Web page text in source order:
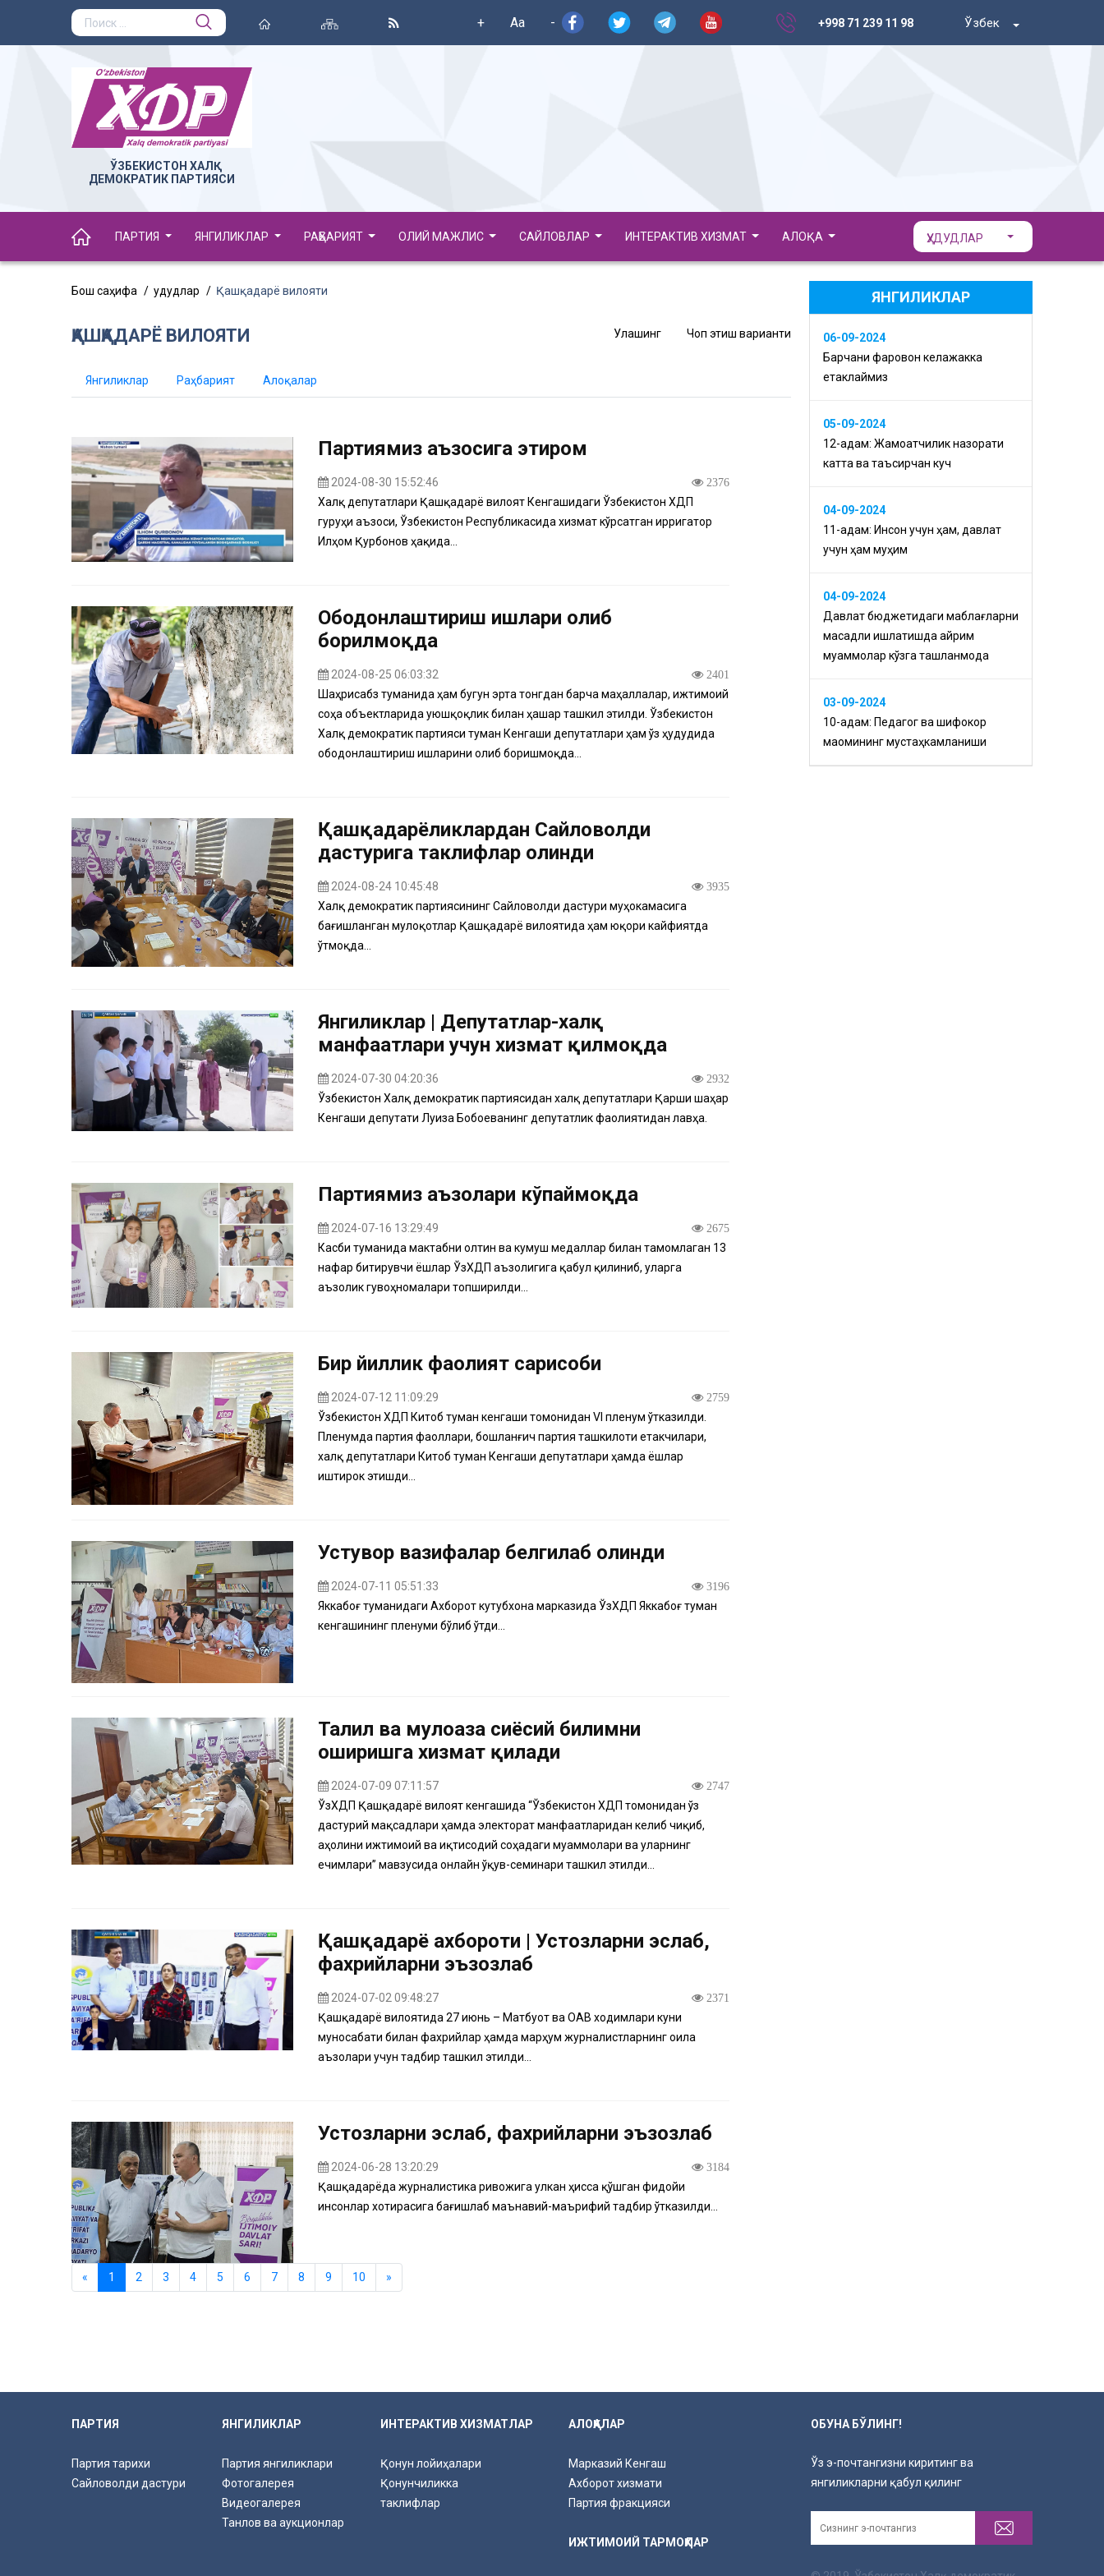
+ Aa - +998 71 239 11 98 Ўзбек
ЎЗБЕКИСТОН ХАЛҚ
ДЕМОКРАТИК ПАРТИЯСИ
ПАРТИЯ ЯНГИЛИКЛАР РАҲБАРИЯТ ОЛИЙ МАЖЛИС САЙЛОВЛАР ИНТЕРАКТИВ ХИЗМАТ АЛОҚА ҲУДУДЛАР
Бош саҳифа Ҳудудлар Қашқадарё вилояти
ҚАШҚАДАРЁ ВИЛОЯТИ Улашинг Чоп этиш варианти
Янгиликлар Раҳбарият Алоқалар
Партиямиз аъзосига эҳтиром
2024-08-30 15:52:46 2376
Халқ депутатлари Қашқадарё вилоят Кенгашидаги Ўзбекистон ХДП
гуруҳи аъзоси, Ўзбекистон Республикасида хизмат кўрсатган ирригатор
Илҳом Қурбонов ҳақида...
Ободонлаштириш ишлари олиб
борилмоқда
2024-08-25 06:03:32 2401
Шаҳрисабз туманида ҳам бугун эрта тонгдан барча маҳаллалар, ижтимоий
соҳа объектларида уюшқоқлик билан ҳашар ташкил этилди. Ўзбекистон
Халқ демократик партияси туман Кенгаши депутатлари ҳам ўз ҳудудида
ободонлаштириш ишларини олиб боришмоқда...
Қашқадарёликлардан Сайловолди
дастурига таклифлар олинди
2024-08-24 10:45:48 3935
Халқ демократик партиясининг Сайловолди дастури муҳокамасига
бағишланган мулоқотлар Қашқадарё вилоятида ҳам юқори кайфиятда
ўтмоқда...
Янгиликлар | Депутатлар-халқ
манфаатлари учун хизмат қилмоқда
2024-07-30 04:20:36 2932
Ўзбекистон Халқ демократик партиясидан халқ депутатлари Қарши шаҳар
Кенгаши депутати Луиза Бобоеванинг депутатлик фаолиятидан лавҳа.
Партиямиз аъзолари кўпаймоқда
2024-07-16 13:29:49 2675
Касби туманида мактабни олтин ва кумуш медаллар билан тамомлаган 13
нафар битирувчи ёшлар ЎзХДП аъзолигига қабул қилиниб, уларга
аъзолик гувоҳномалари топширилди...
Бир йиллик фаолият сарҳисоби
2024-07-12 11:09:29 2759
Ўзбекистон ХДП Китоб туман кенгаши томонидан VI пленум ўтказилди.
Пленумда партия фаоллари, бошланғич партия ташкилоти етакчилари,
халқ депутатлари Китоб туман Кенгаши депутатлари ҳамда ёшлар
иштирок этишди...
Устувор вазифалар белгилаб олинди
2024-07-11 05:51:33 3196
Яккабоғ туманидаги Ахборот кутубхона марказида ЎзХДП Яккабоғ туман
кенгашининг пленуми бўлиб ўтди...
Таҳлил ва мулоҳаза сиёсий билимни
оширишга хизмат қилади
2024-07-09 07:11:57 2747
ЎзХДП Қашқадарё вилоят кенгашида “Ўзбекистон ХДП томонидан ўз
дастурий мақсадлари ҳамда электорат манфаатларидан келиб чиқиб,
аҳолини ижтимоий ва иқтисодий соҳадаги муаммолари ва уларнинг
ечимлари” мавзусида онлайн ўқув-семинари ташкил этилди...
Қашқадарё ахбороти | Устозларни эслаб,
фахрийларни эъзозлаб
2024-07-02 09:48:27 2371
Қашқадарё вилоятида 27 июнь – Матбуот ва ОАВ ходимлари куни
муносабати билан фахрийлар ҳамда марҳум журналистларнинг оила
аъзолари учун тадбир ташкил этилди...
Устозларни эслаб, фахрийларни эъзозлаб
2024-06-28 13:20:29 3184
Қашқадарёда журналистика ривожига улкан ҳисса қўшган фидойи
инсонлар хотирасига бағишлаб маънавий-маърифий тадбир ўтказилди...
« 1 2 3 4 5 6 7 8 9 10 »
ЯНГИЛИКЛАР
06-09-2024
Барчани фаровон келажакка
етаклаймиз
05-09-2024
12-қадам: Жамоатчилик назорати
катта ва таъсирчан куч
04-09-2024
11-қадам: Инсон учун ҳам, давлат
учун ҳам муҳим
04-09-2024
Давлат бюджетидаги маблағларни
мақсадли ишлатишда айрим
муаммолар кўзга ташланмоқда
03-09-2024
10-қадам: Педагог ва шифокор
мақомининг мустаҳкамланиши
ПАРТИЯ
Партия тарихи
Сайловолди дастури
ЯНГИЛИКЛАР
Партия янгиликлари
Фотогалерея
Видеогалерея
Танлов ва аукционлар
ИНТЕРАКТИВ ХИЗМАТЛАР
Қонун лойиҳалари
Қонунчиликка
таклифлар
АЛОҚАЛАР
Марказий Кенгаш
Ахборот хизмати
Партия фракцияси
ИЖТИМОИЙ ТАРМОҚЛАР
ОБУНА БЎЛИНГ!
Ўз э-почтангизни киритинг ва
янгиликларни қабул қилинг